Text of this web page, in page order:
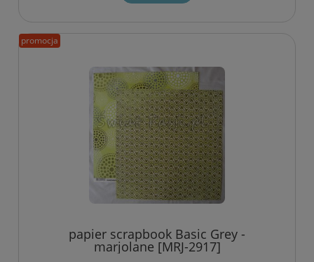
papier scrapbook Basic Grey -
marjolane [MRJ-2917]
promocja